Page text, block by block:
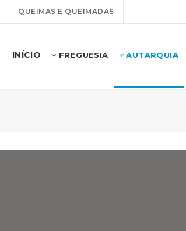
QUEIMAS E QUEIMADAS
INÍCIO FREGUESIA AUTARQUIA